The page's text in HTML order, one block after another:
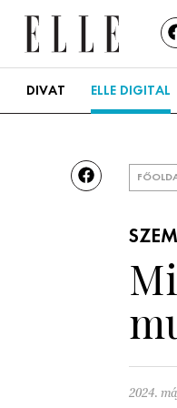
DIVAT ELLE DIGITAL
2024.